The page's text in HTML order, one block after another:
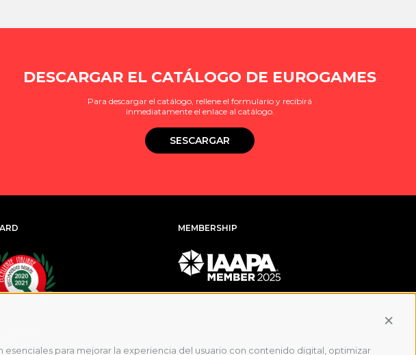
para mejorar la experiencia del usuario con contenido digital, optimizar
DESCARGAR EL CATÁLOGO DE EUROGAMES
Para descargar el catálogo, rellene el formulario y recibirá
inmediatamente el enlace al catálogo.
SESCARGAR
MEMBERSHIP